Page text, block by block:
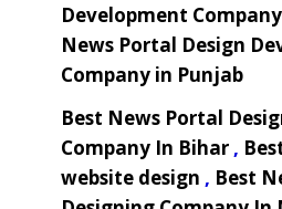
Development
News Portal Design
Company in Punjab
Best News Portal
Company In Bihar ,
website design , Best